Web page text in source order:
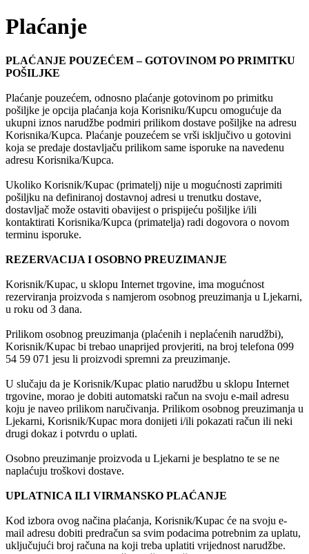
Plaćanje
PLAĆANJE POUZEĆEM – GOTOVINOM PO PRIMITKU
POŠILJKE
Plaćanje pouzećem, odnosno plaćanje gotovinom po primitku
pošiljke je opcija plaćanja koja Korisniku/Kupcu omogućuje da
ukupni iznos narudžbe podmiri prilikom dostave pošiljke na adresu
Korisnika/Kupca. Plaćanje pouzećem se vrši isključivo u gotovini
koja se predaje dostavljaču prilikom same isporuke na navedenu
adresu Korisnika/Kupca.
Ukoliko Korisnik/Kupac (primatelj) nije u mogućnosti zaprimiti
pošiljku na definiranoj dostavnoj adresi u trenutku dostave,
dostavljač može ostaviti obavijest o prispijeću pošiljke i/ili
kontaktirati Korisnika/Kupca (primatelja) radi dogovora o novom
terminu isporuke.
REZERVACIJA I OSOBNO PREUZIMANJE
Korisnik/Kupac, u sklopu Internet trgovine, ima mogućnost
rezerviranja proizvoda s namjerom osobnog preuzimanja u Ljekarni,
u roku od 3 dana.
Prilikom osobnog preuzimanja (plaćenih i neplaćenih narudžbi),
Korisnik/Kupac bi trebao unaprijed provjeriti, na broj telefona 099
54 59 071 jesu li proizvodi spremni za preuzimanje.
U slučaju da je Korisnik/Kupac platio narudžbu u sklopu Internet
trgovine, morao je dobiti automatski račun na svoju e-mail adresu
koju je naveo prilikom naručivanja. Prilikom osobnog preuzimanja u
Ljekarni, Korisnik/Kupac mora donijeti i/ili pokazati račun ili neki
drugi dokaz i potvrdu o uplati.
Osobno preuzimanje proizvoda u Ljekarni je besplatno te se ne
naplaćuju troškovi dostave.
UPLATNICA ILI VIRMANSKO PLAĆANJE
Kod izbora ovog načina plaćanja, Korisnik/Kupac će na svoju e-
mail adresu dobiti predračun sa svim podacima potrebnim za uplatu,
uključujući broj računa na koji treba uplatiti vrijednost narudžbe.